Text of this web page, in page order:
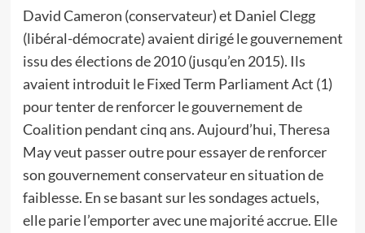
David Cameron (conservateur) et Daniel Clegg
(libéral-démocrate) avaient dirigé le gouvernement
issu des élections de 2010 (jusqu’en 2015). Ils
avaient introduit le Fixed Term Parliament Act (1)
pour tenter de renforcer le gouvernement de
Coalition pendant cinq ans. Aujourd’hui, Theresa
May veut passer outre pour essayer de renforcer
son gouvernement conservateur en situation de
faiblesse. En se basant sur les sondages actuels,
elle parie l’emporter avec une majorité accrue. Elle